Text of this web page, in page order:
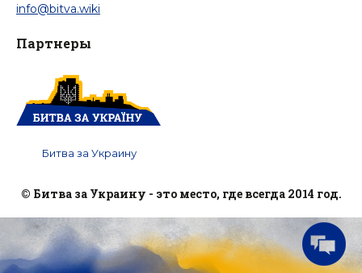
info@bitva.wiki
Партнеры
Битва за Украину
© Битва за Украину - это место, где всегда 2014 год.